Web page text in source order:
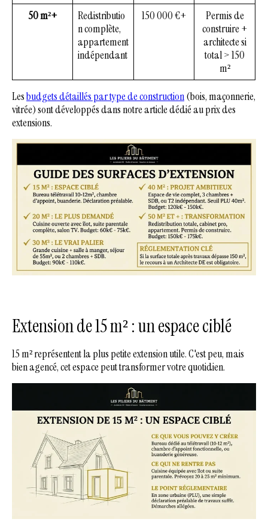
50 m²+
Redistributio
n complète,
appartement
indépendant
150 000 €+
Permis de
construire +
architecte si
total > 150
m²
Lesbudgets détaillés par type de construction(bois, maçonnerie,
vitrée) sont développés dans notre article dédié au prix des
extensions.
Extension de 15 m² : un espace ciblé
15 m² représentent la plus petite extension utile. C'est peu, mais
bien agencé, cet espace peut transformer votre quotidien.